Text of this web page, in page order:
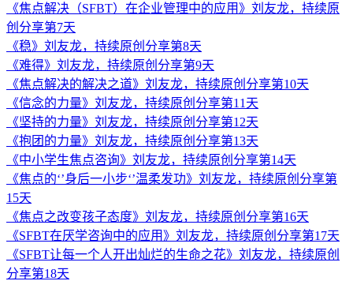
《焦点解决（SFBT）在企业管理中的应用》刘友龙，持续原
创分享第7天
《稳》刘友龙，持续原创分享第8天
《难得》刘友龙，持续原创分享第9天
《焦点解决的解决之道》刘友龙，持续原创分享第10天
《信念的力量》刘友龙，持续原创分享第11天
《坚持的力量》刘友龙，持续原创分享第12天
《抱团的力量》刘友龙，持续原创分享第13天
《中小学生焦点咨询》刘友龙，持续原创分享第14天
《焦点的‘’身后一小步‘’温柔发功》刘友龙，持续原创分享第
15天
《焦点之改变孩子态度》刘友龙，持续原创分享第16天
《SFBT在厌学咨询中的应用》刘友龙，持续原创分享第17天
《SFBT让每一个人开出灿烂的生命之花》刘友龙，持续原创
分享第18天